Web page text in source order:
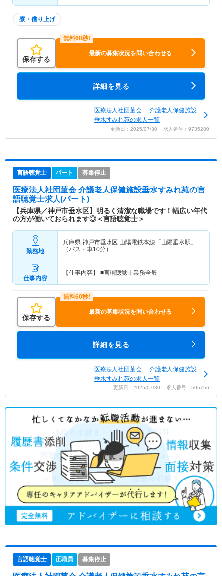
寮・借り上げ
保存する
最新の募集状況を問い合わせる
詳細を見る
医療法人社団菫会 介護老人保健施設
垂水すみれ苑の求人一覧
更新日：2025/07/30 求人番号：9735280
言語聴覚士 パート 募集停止
医療法人社団菫会 介護老人保健施設垂水すみれ苑の言
語聴覚士求人(パート)
【兵庫県／神戸市垂水区】明るく清潔な職場です！幅広い年代
の方が働いておられます◎＜言語聴覚士＞
勤務地
兵庫県 神戸市垂水区 山陽電鉄本線「山陽垂水駅」
（バス・車10分）
仕事内容
【仕事内容】 ■言語聴覚士業務全般
保存する
最新の募集状況を問い合わせる
詳細を見る
医療法人社団菫会 介護老人保健施設
垂水すみれ苑の求人一覧
更新日：2025/07/30 求人番号：595756
言語聴覚士 正職員 募集停止